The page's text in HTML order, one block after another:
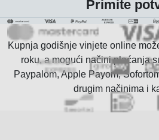
Primite
Kupnja godišnje vinjete online
roku, a mogući načini plaćanja
Paypalom, Apple Payom,
drugim načinima i